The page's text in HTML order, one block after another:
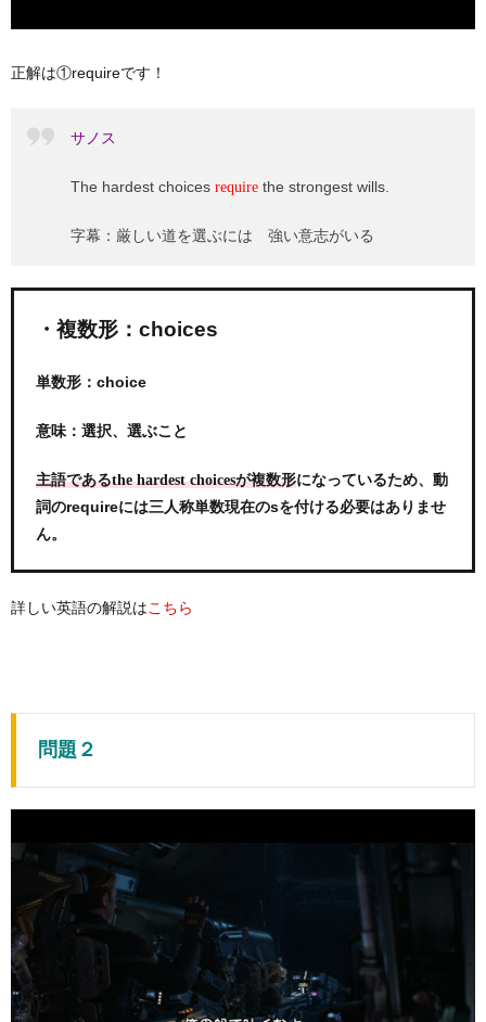
正解は①requireです！
サノス
The hardest choices require the strongest wills.
字幕：厳しい道を選ぶには 強い意志がいる
・複数形：choices
単数形：choice
意味：選択、選ぶこと
主語であるthe hardest choicesが複数形になっているため、動
詞のrequireには三人称単数現在のsを付ける必要はありませ
ん。
詳しい英語の解説は こちら
問題２